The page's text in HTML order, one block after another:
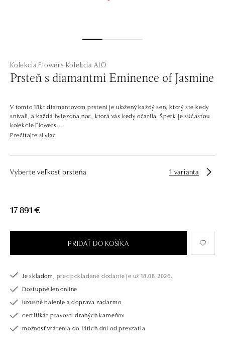
Kolekcia Flowers Kolekcia ALO
Prsteň s diamantmi Eminence of Jasmine
V tomto 18kt diamantovom prsteni je uložený každý sen, ktorý ste kedy
snívali, a každá hviezdna noc, ktorá vás kedy očarila. Šperk je súčasťou
kolekcie Flowers.
v tvare očarujúcich tradičných a exotických kvetov. Náramky, náušnice,
prstene a náhrdelníky ALO diamonds v tejto kolekcii sú najčastejšie
Spoločnosť ALO diamonds vyrába v Čechách šperky z diamantov a
drahých kameňov už takmer 30 rokov. Každý šperk je tak originál a je
vyberáte zásnubný prsteň alebo diamantový náramok alebo náhrdelník,
nedarujete s nami iba šperk, ale aj múdru investíciu.
Prečítajte si viac
Vyberte veľkosť prsteňa 1 varianta
17 891 €
PRIDAŤ DO KOŠÍKA
Je skladom, predpokladané dodanie je už 18.08.2026.
Dostupné len online
luxusné balenie a doprava zadarmo
certifikát pravosti drahých kameňov
možnosť vrátenia do 14tich dní od prevzatia